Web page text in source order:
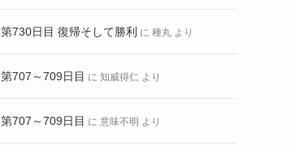
第730日目 復帰そして勝利 に 種丸 より
第707～709日目 に 知威得仁 より
第707～709日目 に 意味不明 より